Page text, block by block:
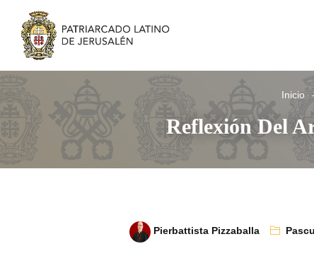
Inicio
Reflexión Del
Pierbattista Pizzaballa